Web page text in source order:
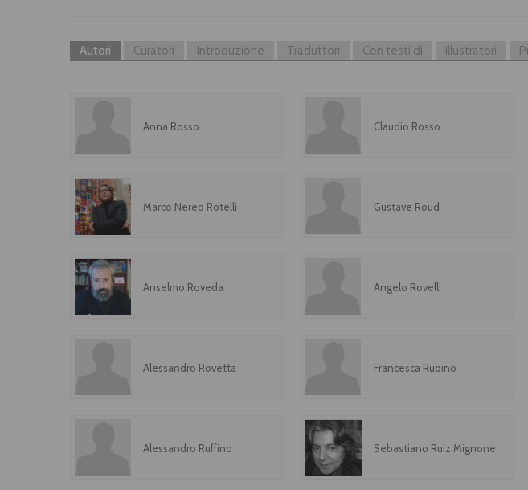
Autori Curatori Introduzione Traduttori Con testi di Illustratori
Anna Rosso Claudio Rosso
Marco Nereo Rotelli Gustave Roud
Anselmo Roveda Angelo Rovelli
Alessandro Rovetta Francesca Rubino
Alessandro Ruffino Sebastiano Ruiz Mignone